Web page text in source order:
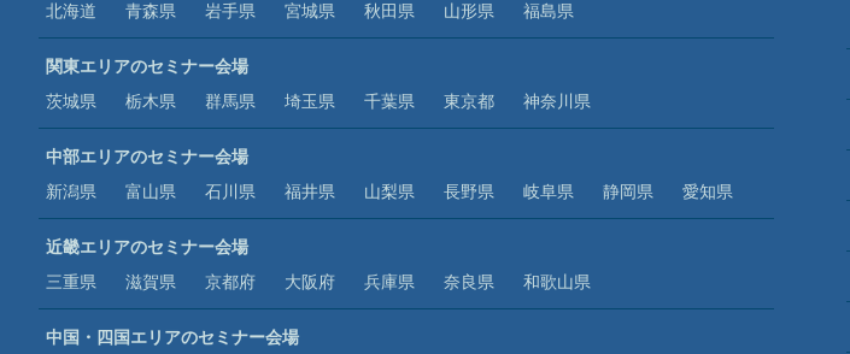
北海道
青森県 岩手県 宮城県 秋田県 山形県 福島県
関東エリアのセミナー会場
茨城県
栃木県 群馬県 埼玉県 千葉県 東京都 神奈川県
中部エリアのセミナー会場
新潟県
富山県 石川県 福井県 山梨県 長野県 岐阜県 静岡県 愛知県
近畿エリアのセミナー会場
三重県
滋賀県 京都府 大阪府 兵庫県 奈良県 和歌山県
中国・四国エリアのセミナー会場